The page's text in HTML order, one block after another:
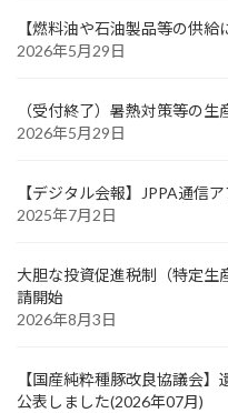
【燃料油や石油製品等の供給
2026年5月29日
（受付終了）暑熱対策等の
2026年5月29日
【デジタル会報】JPPA通信
2025年7月2日
大胆な投資促進税制（特定生
請開始
2026年8月3日
【国産純粋種豚改良協議会
公表しました(2026年07月)